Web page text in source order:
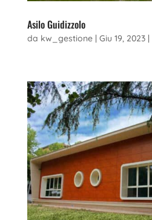
Asilo Guidizzolo
da kw_gestione| Giu 19, 2023|